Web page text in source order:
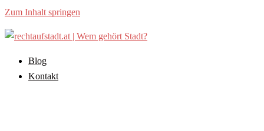
Zum Inhalt springen
Blog
Kontakt